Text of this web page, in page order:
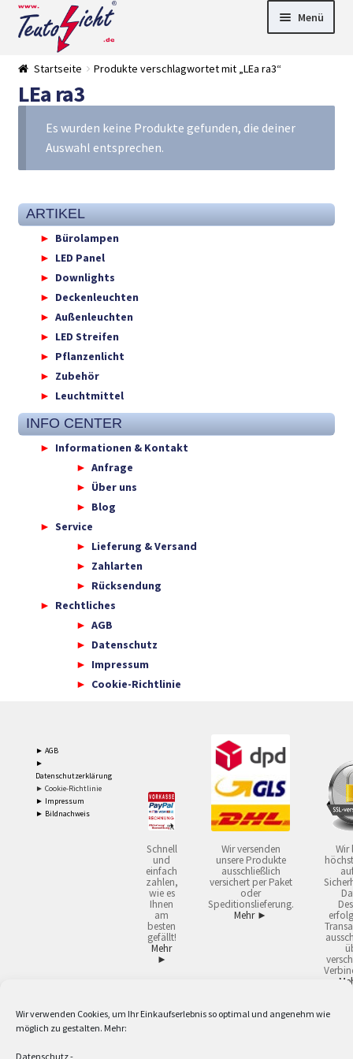
Wir verwenden Cookies, um Ihr Einkaufserlebnis so optimal und angenehm wie
möglich zu gestalten. Mehr:
Datenschutz-
Zur
Navigation
springen
Springe
zum
Menü
►
t
Downlights
►
Deckenleuch
►
►
Versandarten
► Zahlarten
Startseite Produkte verschlagwortet mit „LEa ra3“
LEa ra3
Es wurden keine Produkte gefunden, die deiner
Auswahl entsprechen.
ARTIKEL
Bürolampen
LED Panel
Downlights
Deckenleuchten
Außenleuchten
LED Streifen
Pflanzenlicht
Zubehör
Leuchtmittel
INFO CENTER
Informationen & Kontakt
Anfrage
Über uns
Blog
Service
Lieferung & Versand
Zahlarten
Rücksendung
Rechtliches
AGB
Datenschutz
Impressum
Cookie-Richtlinie
► AGB
►
Datenschutzerklärung
► Cookie-Richtlinie
► Impressum
► Bildnachweis
Schnell
und
einfach
zahlen,
wie es
Ihnen
am
besten
gefällt!
Mehr
►
Wir versenden
unsere Produkte
ausschließlich
versichert per Paket
oder
Speditionslieferung.
Mehr ►
Wir
2 Lieferzeiten gelten mit Express-24.
Versandkostenfrei ab 59,90 € Nettowarenwert. Inseln ausgenommen. Unsere